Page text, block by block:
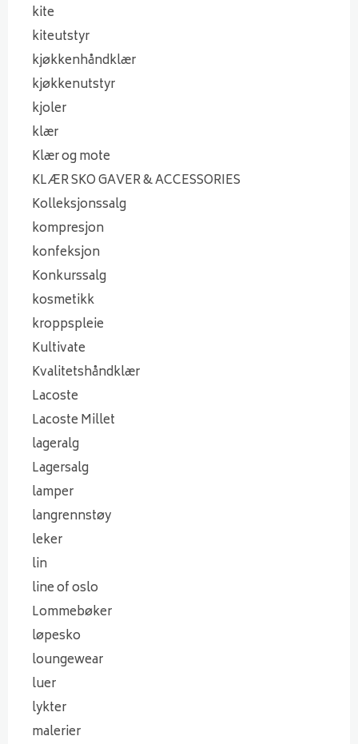
kite
kiteutstyr
kjøkkenhåndklær
kjøkkenutstyr
kjoler
klær
Klær og mote
KLÆR SKO GAVER & ACCESSORIES
Kolleksjonssalg
kompresjon
konfeksjon
Konkurssalg
kosmetikk
kroppspleie
Kultivate
Kvalitetshåndklær
Lacoste
Lacoste Millet
lageralg
Lagersalg
lamper
langrennstøy
leker
lin
line of oslo
Lommebøker
løpesko
loungewear
luer
lykter
malerier